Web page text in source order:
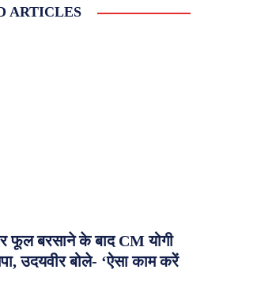
ARTICLES
फूल बरसाने के बाद CM योगी
उदयवीर बोले- ‘ऐसा काम करें